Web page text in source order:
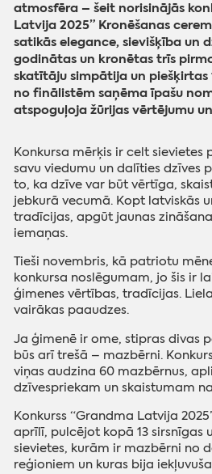
atmosfēra – šeit norisinājās
Latvija 2025” Kronēšanas
satikās elegance, sievišķība un
godinātas un kronētas trīs
skatītāju simpātija un piešķirtas
no finālistēm saņēma īpašu
atspoguļoja žūrijas vērtējumu
Konkursa mērķis ir celt sievietes
savu viedumu un dalīties dzīves
to, ka dzīve var būt vērtīga,
jebkurā vecumā. Kopt latviskās
tradīcijas, apgūt jaunas
iemaņas.
Tieši novembris, kā patriotu
konkursa noslēgumam, jo šis ir
ģimenes vērtības, tradīcijas.
vairākas paaudzes.
Ja ģimenē ir ome, stipras divas
būs arī trešā – mazbērni.
viņas audzina 60 mazbērnus,
dzīvespriekam un skaistumam
Konkurss “Grandma Latvija
aprīlī, pulcējot kopā 13 sirsnīgas
sievietes, kurām ir mazbērni no
reģioniem un kuras bija